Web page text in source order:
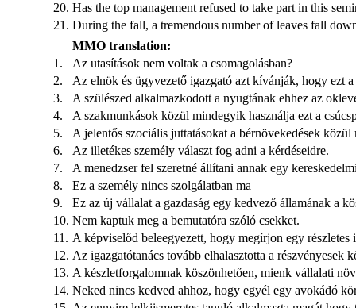
20. Has the top management refused to take part in this
21. During the fall, a tremendous number of leaves fall
MMO translation:
1.
Az utasítások nem voltak a csomagolásban?
2.
Az elnök és ügyvezető igazgató azt kívánják, hogy ezt
3.
A szülészed alkalmazkodott a nyugtának ehhez az
4.
A szakmunkások közül mindegyik használja ezt a
5.
A jelentős szociális juttatásokat a bérnövekedések
6.
Az illetékes személy választ fog adni a kérdéseidre.
7.
A menedzser fel szeretné állítani annak egy
8.
Ez a személy nincs szolgálatban ma
9.
Ez az új vállalat a gazdaság egy kedvező államának a
10. Nem kaptuk meg a bemutatóra szóló csekket.
11. A képviselőd beleegyezett, hogy megírjon egy részletes
12. Az igazgatótanács tovább elhalasztotta a részvényesek
13. A készletforgalomnak köszönhetően, mienk vállalati
14. Neked nincs kedved ahhoz, hogy egyél egy avokádó